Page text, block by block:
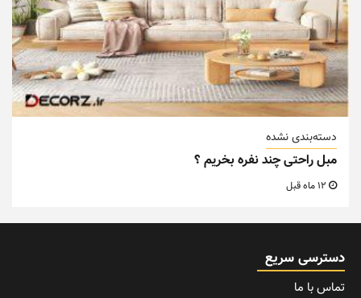
دسته‌بندی نشده
مبل راحتی چند نفره بخریم ؟
دسترسی سریع
تماس با ما